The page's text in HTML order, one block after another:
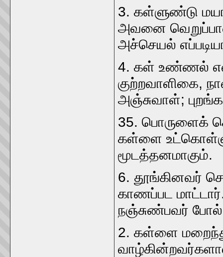
3. கள்ளுண்டு
அவனை
அச்செயல்‌
4. கள்‌ உண்ணல்‌
குற்றவாளிகை,
அஞ்சுவாள்‌;
35. பொருளைக்‌
கள்ளை
மூடத்தனமாகும்‌.
6. தூங்கினவர்‌
காணப்பட
நஞ்சுண்பவர்‌
2. கள்ளை